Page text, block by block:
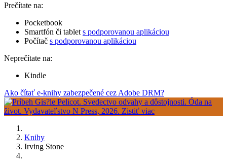
Prečítate na:
Pocketbook
Smartfón či tablet s podporovanou aplikáciou
Počítač s podporovanou aplikáciou
Neprečítate na:
Kindle
Ako čítať e-knihy zabezpečené cez Adobe DRM?
Knihy
Irving Stone